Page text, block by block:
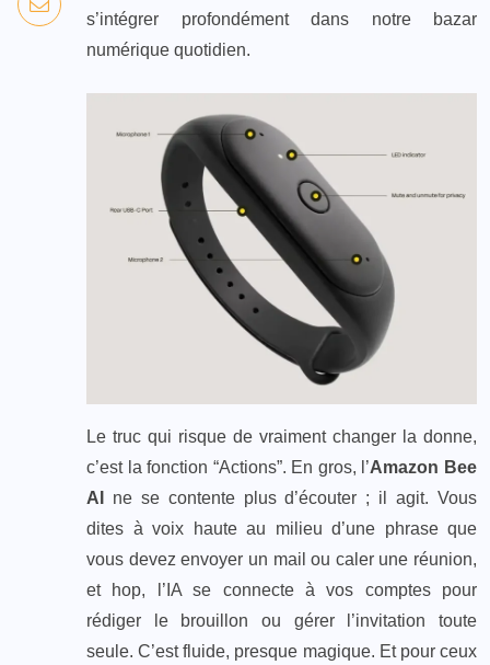
s’intégrer profondément dans notre bazar
numérique quotidien.
Le truc qui risque de vraiment changer la donne,
c’est la fonction “Actions”. En gros, l’Amazon Bee
AI
ne se contente plus d’écouter ; il agit. Vous
dites à voix haute au milieu d’une phrase que
vous devez envoyer un mail ou caler une réunion,
et hop, l’IA se connecte à vos comptes pour
rédiger le brouillon ou gérer l’invitation toute
seule. C’est fluide, presque magique. Et pour ceux